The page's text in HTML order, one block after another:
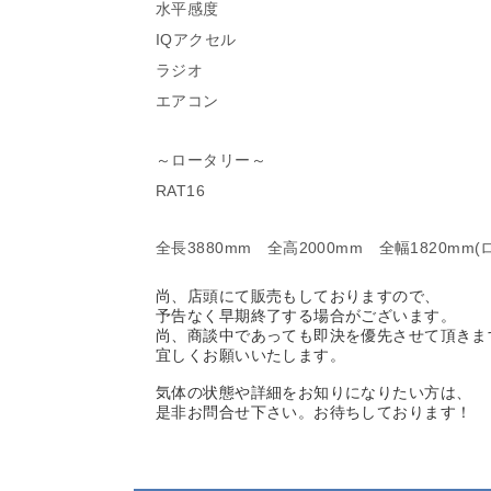
水平感度
IQアクセル
ラジオ
エアコン
～ロータリー～
RAT16
全長3880mm 全高2000mm 全幅1820mm(
尚、店頭にて販売もしておりますので、
予告なく早期終了する場合がございます。
尚、商談中であっても即決を優先させて頂きま
宜しくお願いいたします。
気体の状態や詳細をお知りになりたい方は、
是非お問合せ下さい。お待ちしております！